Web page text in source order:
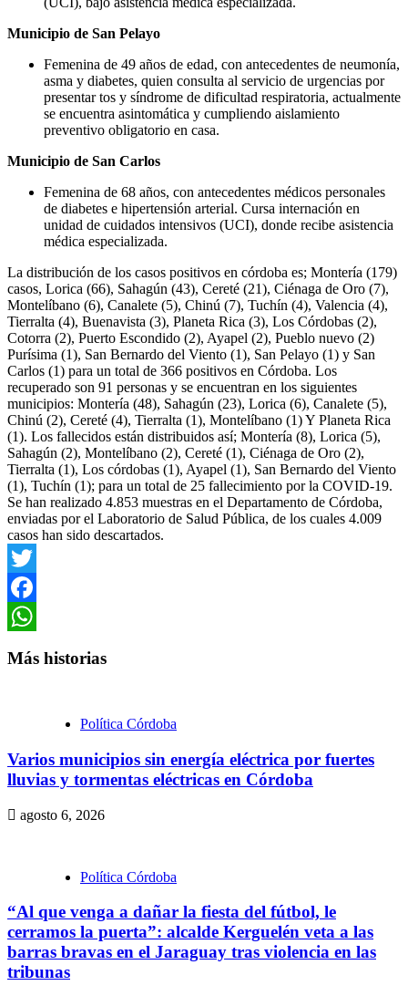
Municipio de San Pelayo
Femenina de 49 años de edad, con antecedentes de neumonía,
asma y diabetes, quien consulta al servicio de urgencias por
presentar tos y síndrome de dificultad respiratoria, actualmente
se encuentra asintomática y cumpliendo aislamiento
preventivo obligatorio en casa.
Municipio de San Carlos
Femenina de 68 años, con antecedentes médicos personales
de diabetes e hipertensión arterial. Cursa internación en
unidad de cuidados intensivos (UCI), donde recibe asistencia
médica especializada.
La distribución de los casos positivos en córdoba es; Montería (179)
casos, Lorica (66), Sahagún (43), Cereté (21), Ciénaga de Oro (7),
Montelíbano (6), Canalete (5), Chinú (7), Tuchín (4), Valencia (4),
Tierralta (4), Buenavista (3), Planeta Rica (3), Los Córdobas (2),
Cotorra (2), Puerto Escondido (2), Ayapel (2), Pueblo nuevo (2)
Purísima (1), San Bernardo del Viento (1), San Pelayo (1) y San
Carlos (1) para un total de 366 positivos en Córdoba. Los
recuperado son 91 personas y se encuentran en los siguientes
municipios: Montería (48), Sahagún (23), Lorica (6), Canalete (5),
Chinú (2), Cereté (4), Tierralta (1), Montelíbano (1) Y Planeta Rica
(1). Los fallecidos están distribuidos así; Montería (8), Lorica (5),
Sahagún (2), Montelíbano (2), Cereté (1), Ciénaga de Oro (2),
Tierralta (1), Los córdobas (1), Ayapel (1), San Bernardo del Viento
(1), Tuchín (1); para un total de 25 fallecimiento por la COVID-19.
Se han realizado 4.853 muestras en el Departamento de Córdoba,
enviadas por el Laboratorio de Salud Pública, de los cuales 4.009
casos han sido descartados.
Twitter
Facebook
Más historias
Política Córdoba
Varios municipios sin energía eléctrica por fuertes
lluvias y tormentas eléctricas en Córdoba
agosto 6, 2026
Política Córdoba
“Al que venga a dañar la fiesta del fútbol, le
cerramos la puerta”: alcalde Kerguelén veta a las
barras bravas en el Jaraguay tras violencia en las
tribunas